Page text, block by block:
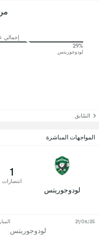
إجمالي
29%
لودوجوريتس
السّابق
المواجهات المباشرة
لودوجوريتس
1
انتصارات
لودوجوريتس
21/06/25